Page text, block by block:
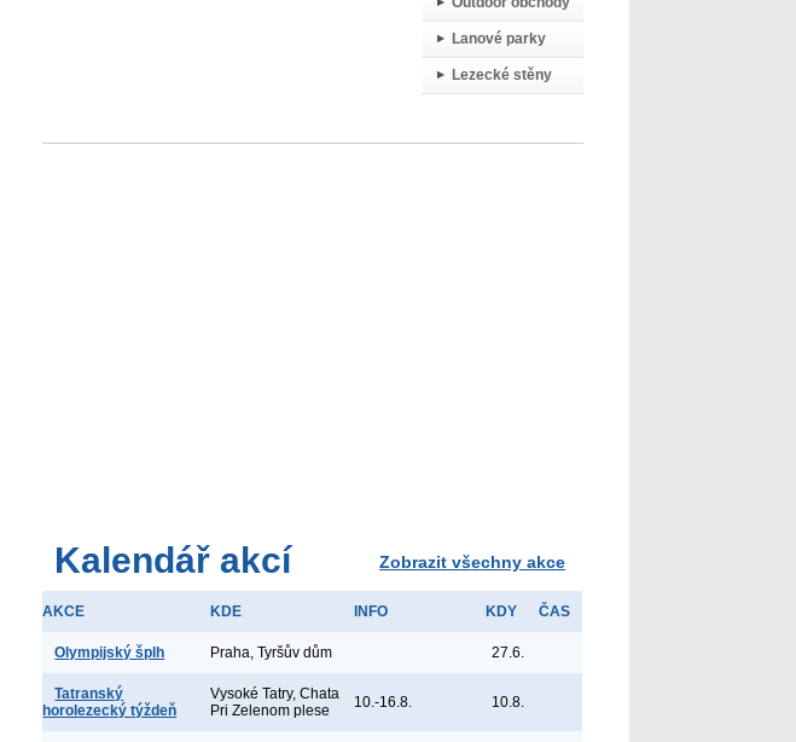
Lanové parky
Lezecké stěny
Kalendář akcí Zobrazit všechny akce
AKCE KDE INFO KDY ČAS
Olympijský šplh Praha, Tyršův dům 27.6.
Tatranský
horolezecký týždeň
Vysoké Tatry, Chata
Pri Zelenom plese
10.-16.8. 10.8.